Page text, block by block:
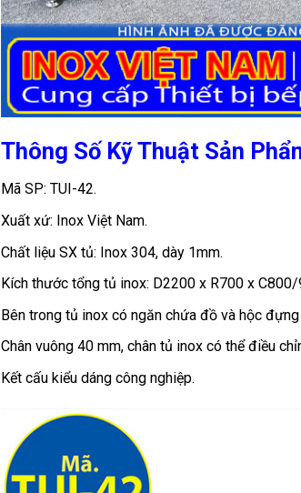
Thông Số Kỹ Thuật Sản
Mã SP: TUI-42.
Xuất xứ: Inox Việt Nam.
Chất liệu SX tủ: Inox 304, dày 1mm.
Kích thước tổng tủ inox: D2200 x R700 x C800/
Bên trong tủ inox có ngăn chứa đồ và hộc đựng
Chân vuông 40 mm, chân tủ inox có thể điều
Kết cấu kiểu dáng công nghiệp.